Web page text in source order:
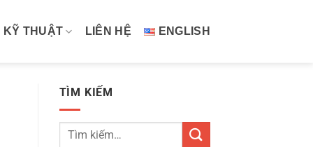
KỸ THUẬT LIÊN HỆ ENGLISH
TÌM KIẾM
Tìm